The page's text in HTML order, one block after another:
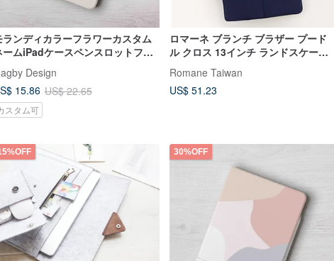
ランディカラーフラワーカスタム
ームiPadケースペンスロットフリ
Design
15.86 US$ 22.65
スタム可
ロマーネ ブランチ ブラザー プード
ル クロス 13インチ ランドスケープ
Romane Taiwan
US$ 51.23
30%OFF